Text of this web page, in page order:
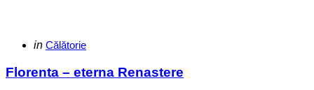
Categories
Posted
in Călătorie
Florenta – eterna Renastere